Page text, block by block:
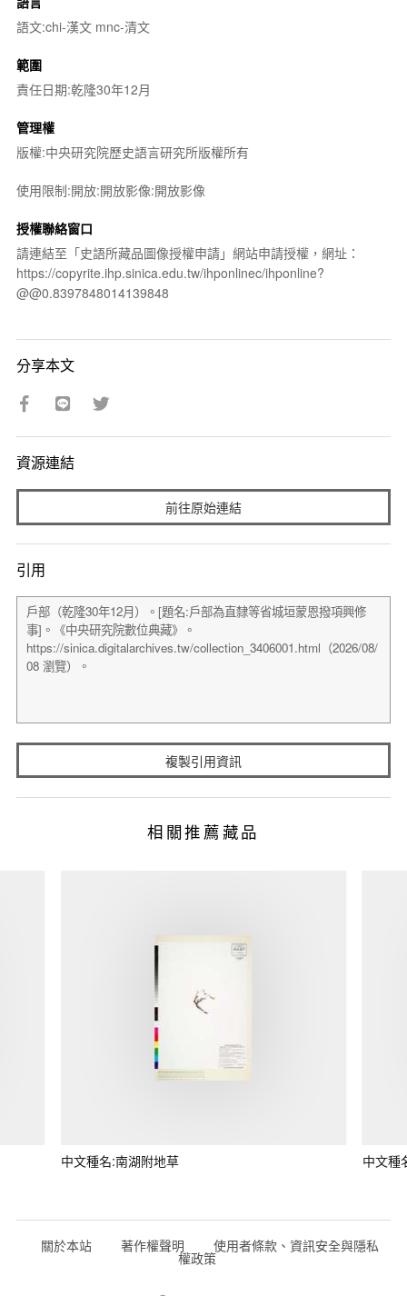
語文:chi-漢文 mnc-清文
範圍
責任日期:乾隆30年12月
管理權
版權:中央研究院歷史語言研究所版權所有
使用限制:開放:開放影像:開放影像
授權聯絡窗口
請連結至「史語所藏品圖像授權申請」網站申請授權，網址：
https://copyrite.ihp.sinica.edu.tw/ihponlinec/ihponline?
@@0.8397848014139848
分享本文
資源連結
前往原始連結
引用
複製引用資訊
相關推薦藏品
中文種名:南湖附地草 中文種
關於本站 著作權聲明 使用者條款、資訊安全與隱私
權政策